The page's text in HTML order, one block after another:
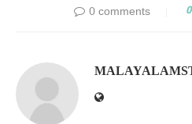
0 comments 0